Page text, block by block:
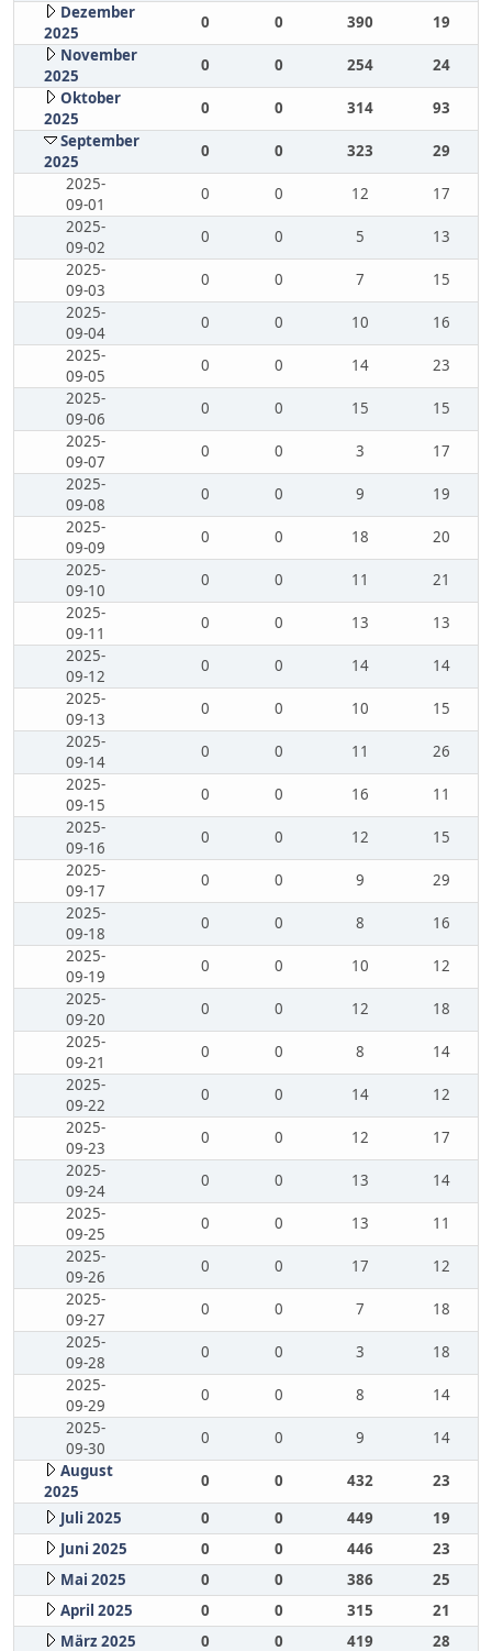
Dezember
2025
0 0 390
19
November
2025
0 0 254
24
Oktober
2025
0 0 314
93
September
2025
0 0 323
29
2025-
09-01
0 0 12
17
2025-
09-02
0 0 5
13
2025-
09-03
0 0 7
15
2025-
09-04
0 0 10
16
2025-
09-05
0 0 14
23
2025-
09-06
0 0 15
15
2025-
09-07
0 0 3
17
2025-
09-08
0 0 9
19
2025-
09-09
0 0 18
20
2025-
09-10
0 0 11
21
2025-
09-11
0 0 13
13
2025-
09-12
0 0 14
14
2025-
09-13
0 0 10
15
2025-
09-14
0 0 11
26
2025-
09-15
0 0 16
11
2025-
09-16
0 0 12
15
2025-
09-17
0 0 9
29
2025-
09-18
0 0 8
16
2025-
09-19
0 0 10
12
2025-
09-20
0 0 12
18
2025-
09-21
0 0 8
14
2025-
09-22
0 0 14
12
2025-
09-23
0 0 12
17
2025-
09-24
0 0 13
14
2025-
09-25
0 0 13
11
2025-
09-26
0 0 17
12
2025-
09-27
0 0 7
18
2025-
09-28
0 0 3
18
2025-
09-29
0 0 8
14
2025-
09-30
0 0 9
14
August
2025
0 0 432
23
Juli 2025
0 0 449
19
Juni 2025
0 0 446
23
Mai 2025
0 0 386
25
April 2025
0 0 315
21
März 2025
0 0 419 28